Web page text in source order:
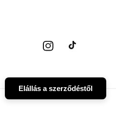
InstagramTikTok
Elállás a szerződéstől